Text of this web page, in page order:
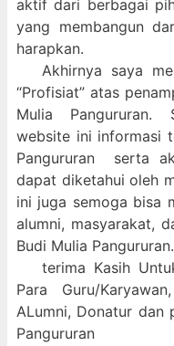
aktif dari berbagai
yang membangun
harapkan.
Akhirnya saya
“Profisiat” atas
Mulia Pangururan.
website ini informasi
Pangururan serta
dapat diketahui oleh
ini juga semoga bisa
alumni, masyarakat,
Budi Mulia Pangururan.
terima Kasih
Para Guru/
ALumni, Donatur dan
Pangururan